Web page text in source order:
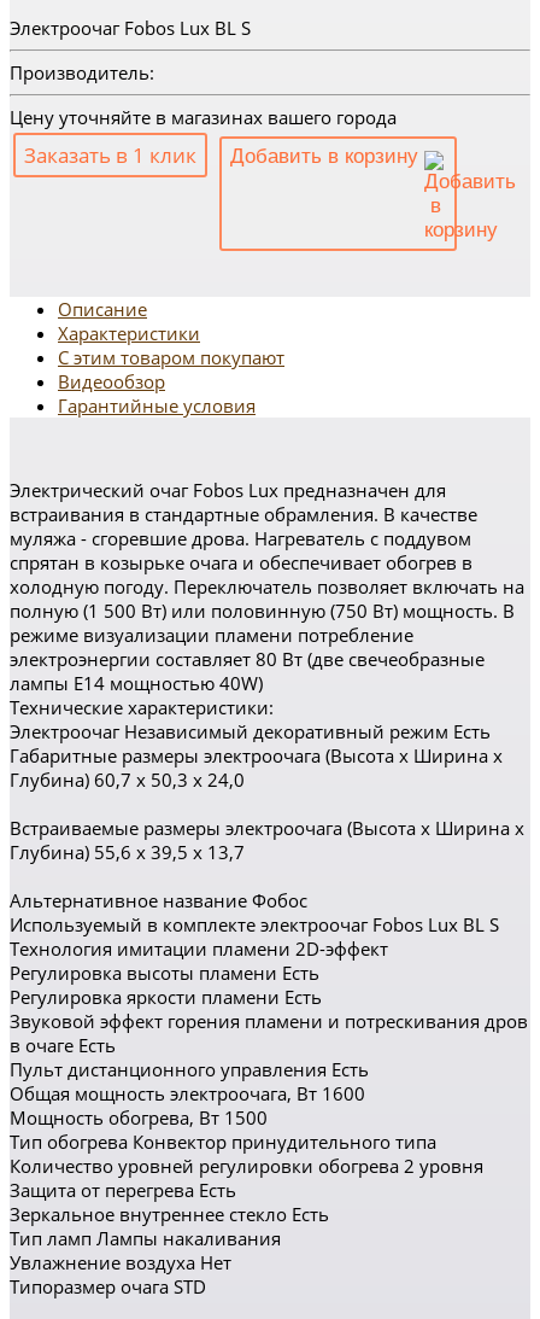
Электроочаг Fobos Lux BL S
Производитель:
Цену уточняйте в магазинах вашего города
Заказать в 1 клик Добавить в корзину
Описание
Характеристики
С этим товаром покупают
Видеообзор
Гарантийные условия
Электрический очаг Fobos Lux предназначен для
встраивания в стандартные обрамления. В качестве
муляжа - сгоревшие дрова. Нагреватель с поддувом
спрятан в козырьке очага и обеспечивает обогрев в
холодную погоду. Переключатель позволяет включать на
полную (1 500 Вт) или половинную (750 Вт) мощность. В
режиме визуализации пламени потребление
электроэнергии составляет 80 Вт (две свечеобразные
лампы E14 мощностью 40W)
Технические характеристики:
Электроочаг Независимый декоративный режим Есть
Габаритные размеры электроочага (Высота x Ширина x
Глубина) 60,7 x 50,3 x 24,0
Встраиваемые размеры электроочага (Высота x Ширина x
Глубина) 55,6 x 39,5 x 13,7
Альтернативное название Фобос
Используемый в комплекте электроочаг Fobos Lux BL S
Технология имитации пламени 2D-эффект
Регулировка высоты пламени Есть
Регулировка яркости пламени Есть
Звуковой эффект горения пламени и потрескивания дров
в очаге Есть
Пульт дистанционного управления Есть
Общая мощность электроочага, Вт 1600
Мощность обогрева, Вт 1500
Тип обогрева Конвектор принудительного типа
Количество уровней регулировки обогрева 2 уровня
Защита от перегрева Есть
Зеркальное внутреннее стекло Есть
Тип ламп Лампы накаливания
Увлажнение воздуха Нет
Типоразмер очага STD